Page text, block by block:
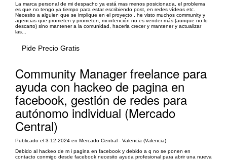
La marca personal de mi despacho ya está mas menos posicionada, el problema
es que no tengo ya tiempo para estar escribiendo post, en redes vídeos etc.
Necesito a alguien que se implique en el proyecto , he visto muchos community y
agencias que prometen y prometen, mi intención no es vender más (aunque no lo
descarto) sino mantener a la comunidad, hacerla crecer y mantener y actualizar
las...
Pide Precio Gratis
Community Manager freelance para
ayuda con hackeo de pagina en
facebook, gestión de redes para
autónomo individual (Mercado
Central)
Publicado el 3-12-2024 en Mercado Central - Valencia (Valencia)
Debido al hackeo de m i pagina en facebook y debido a q no se ponen en
contacto conmigo desde facebook necesito ayuda profesional para abrir una nueva